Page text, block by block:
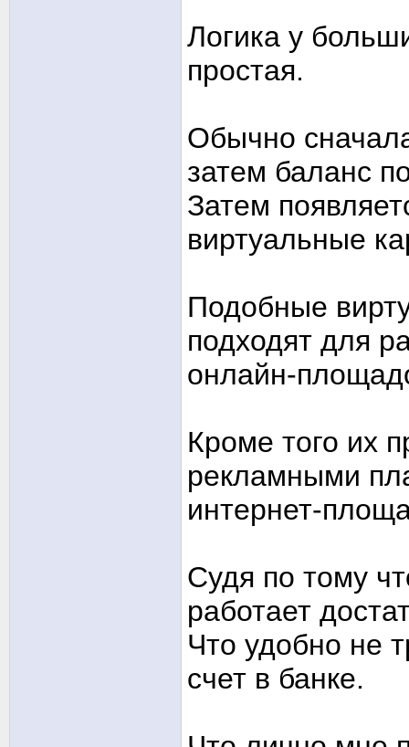
Логика у
простая.
Обычно
затем баланс
Затем
виртуальные
Подобные
подходят для
онлайн-
Кроме того их
рекламными
интернет-
Судя по тому
работает
Что удобно не
счет в банке.